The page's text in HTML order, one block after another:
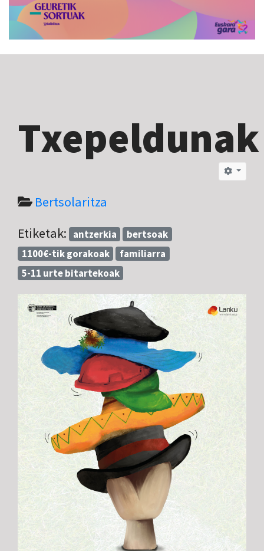
Txepeldunak
Bertsolaritza
Etiketak: antzerkia
bertsoak
1100€-tik gorakoak
familiarra
5-11 urte bitartekoak